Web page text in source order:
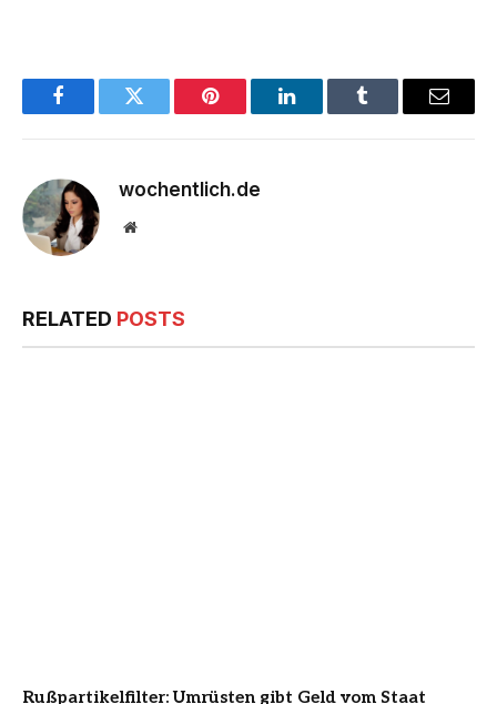
FacebookTwitter Pinterest LinkedInTumblr Email
wochentlich.de
Website
RELATED POSTS
Rußpartikelfilter: Umrüsten gibt Geld vom Staat